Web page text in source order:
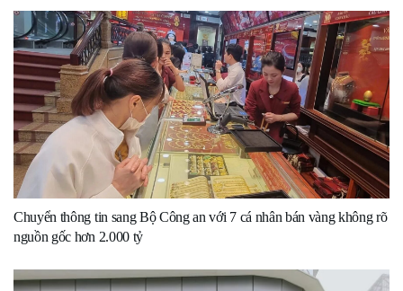
Chuyển thông tin sang Bộ Công an với 7 cá nhân bán vàng không rõ
nguồn gốc hơn 2.000 tỷ